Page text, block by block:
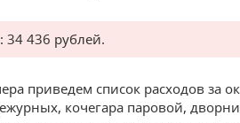
34 436 рублей.
приведем список расходов за
кочегара паровой,